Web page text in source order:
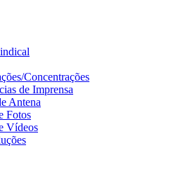
Concentrações
de Imprensa
Antena
Fotos
Vídeos